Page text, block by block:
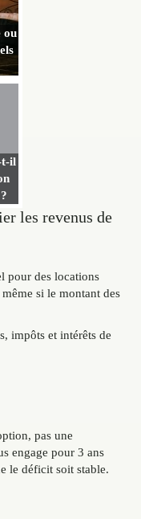
ou
t-il
les revenus de
pour des locations
si le montant des
impôts et intérêts de
pas une
engage pour 3 ans
le déficit soit stable.